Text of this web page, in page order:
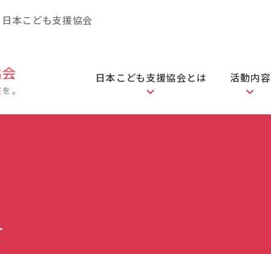
日本こども支援協会
日本こども支援協会とは 活動内容